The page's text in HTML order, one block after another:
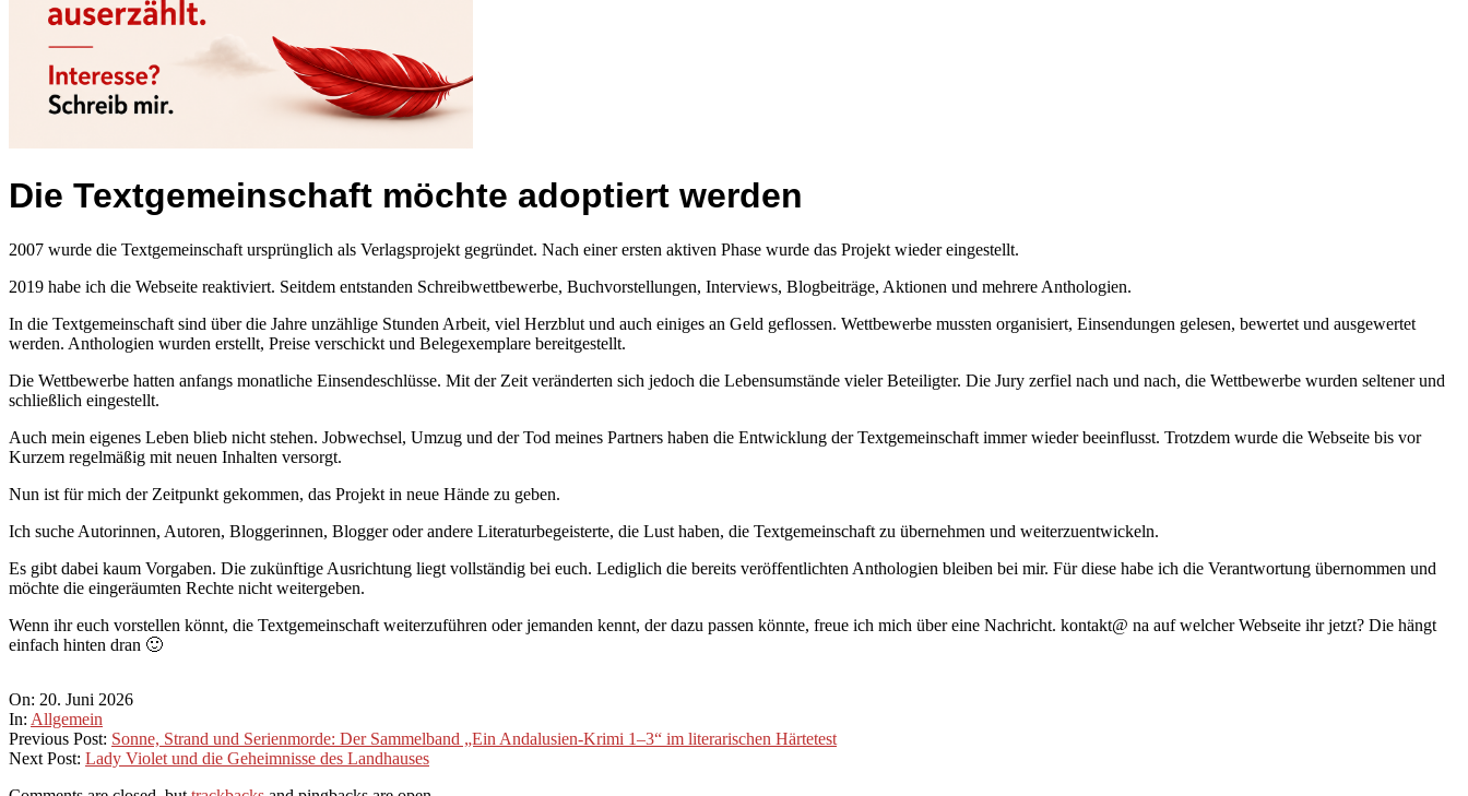
Die Textgemeinschaft möchte adoptiert werden
2007 wurde die Textgemeinschaft ursprünglich als Verlagsprojekt gegründet. Nach einer ersten aktiven Phase wurde das Projekt wieder eingestellt.
2019 habe ich die Webseite reaktiviert. Seitdem entstanden Schreibwettbewerbe, Buchvorstellungen, Interviews, Blogbeiträge, Aktionen und mehrere Anthologien.
In die Textgemeinschaft sind über die Jahre unzählige Stunden Arbeit, viel Herzblut und auch einiges an Geld geflossen. Wettbewerbe mussten organisiert, Einsendungen gelesen, bewertet und ausgewertet
werden. Anthologien wurden erstellt, Preise verschickt und Belegexemplare bereitgestellt.
Die Wettbewerbe hatten anfangs monatliche Einsendeschlüsse. Mit der Zeit veränderten sich jedoch die Lebensumstände vieler Beteiligter. Die Jury zerfiel nach und nach, die Wettbewerbe wurden seltener und
schließlich eingestellt.
Auch mein eigenes Leben blieb nicht stehen. Jobwechsel, Umzug und der Tod meines Partners haben die Entwicklung der Textgemeinschaft immer wieder beeinflusst. Trotzdem wurde die Webseite bis vor
Kurzem regelmäßig mit neuen Inhalten versorgt.
Nun ist für mich der Zeitpunkt gekommen, das Projekt in neue Hände zu geben.
Ich suche Autorinnen, Autoren, Bloggerinnen, Blogger oder andere Literaturbegeisterte, die Lust haben, die Textgemeinschaft zu übernehmen und weiterzuentwickeln.
Es gibt dabei kaum Vorgaben. Die zukünftige Ausrichtung liegt vollständig bei euch. Lediglich die bereits veröffentlichten Anthologien bleiben bei mir. Für diese habe ich die Verantwortung übernommen und
möchte die eingeräumten Rechte nicht weitergeben.
Wenn ihr euch vorstellen könnt, die Textgemeinschaft weiterzuführen oder jemanden kennt, der dazu passen könnte, freue ich mich über eine Nachricht. kontakt@ na auf welcher Webseite ihr jetzt? Die hängt
einfach hinten dran 🙂
2026-
06-
20
On: 20. Juni 2026
In: Allgemein
Previous Post: Sonne, Strand und Serienmorde: Der Sammelband „Ein Andalusien-Krimi 1–3“ im literarischen Härtetest
Next Post: Lady Violet und die Geheimnisse des Landhauses